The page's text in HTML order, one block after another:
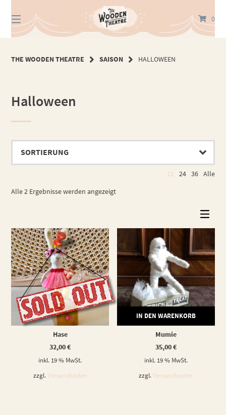
zum
Inhalt
0
THE WOODEN THEATRE SAISON HALLOWEEN
Halloween
Alle 2 Ergebnisse werden angezeigt
12 24 36 Alle
WEITERLESEN
Hase
32,00€
inkl. 19 % MwSt.
zzgl. Versandkosten
IN DEN WARENKORB
Mumie
35,00€
inkl. 19 % MwSt.
zzgl.Versandkosten